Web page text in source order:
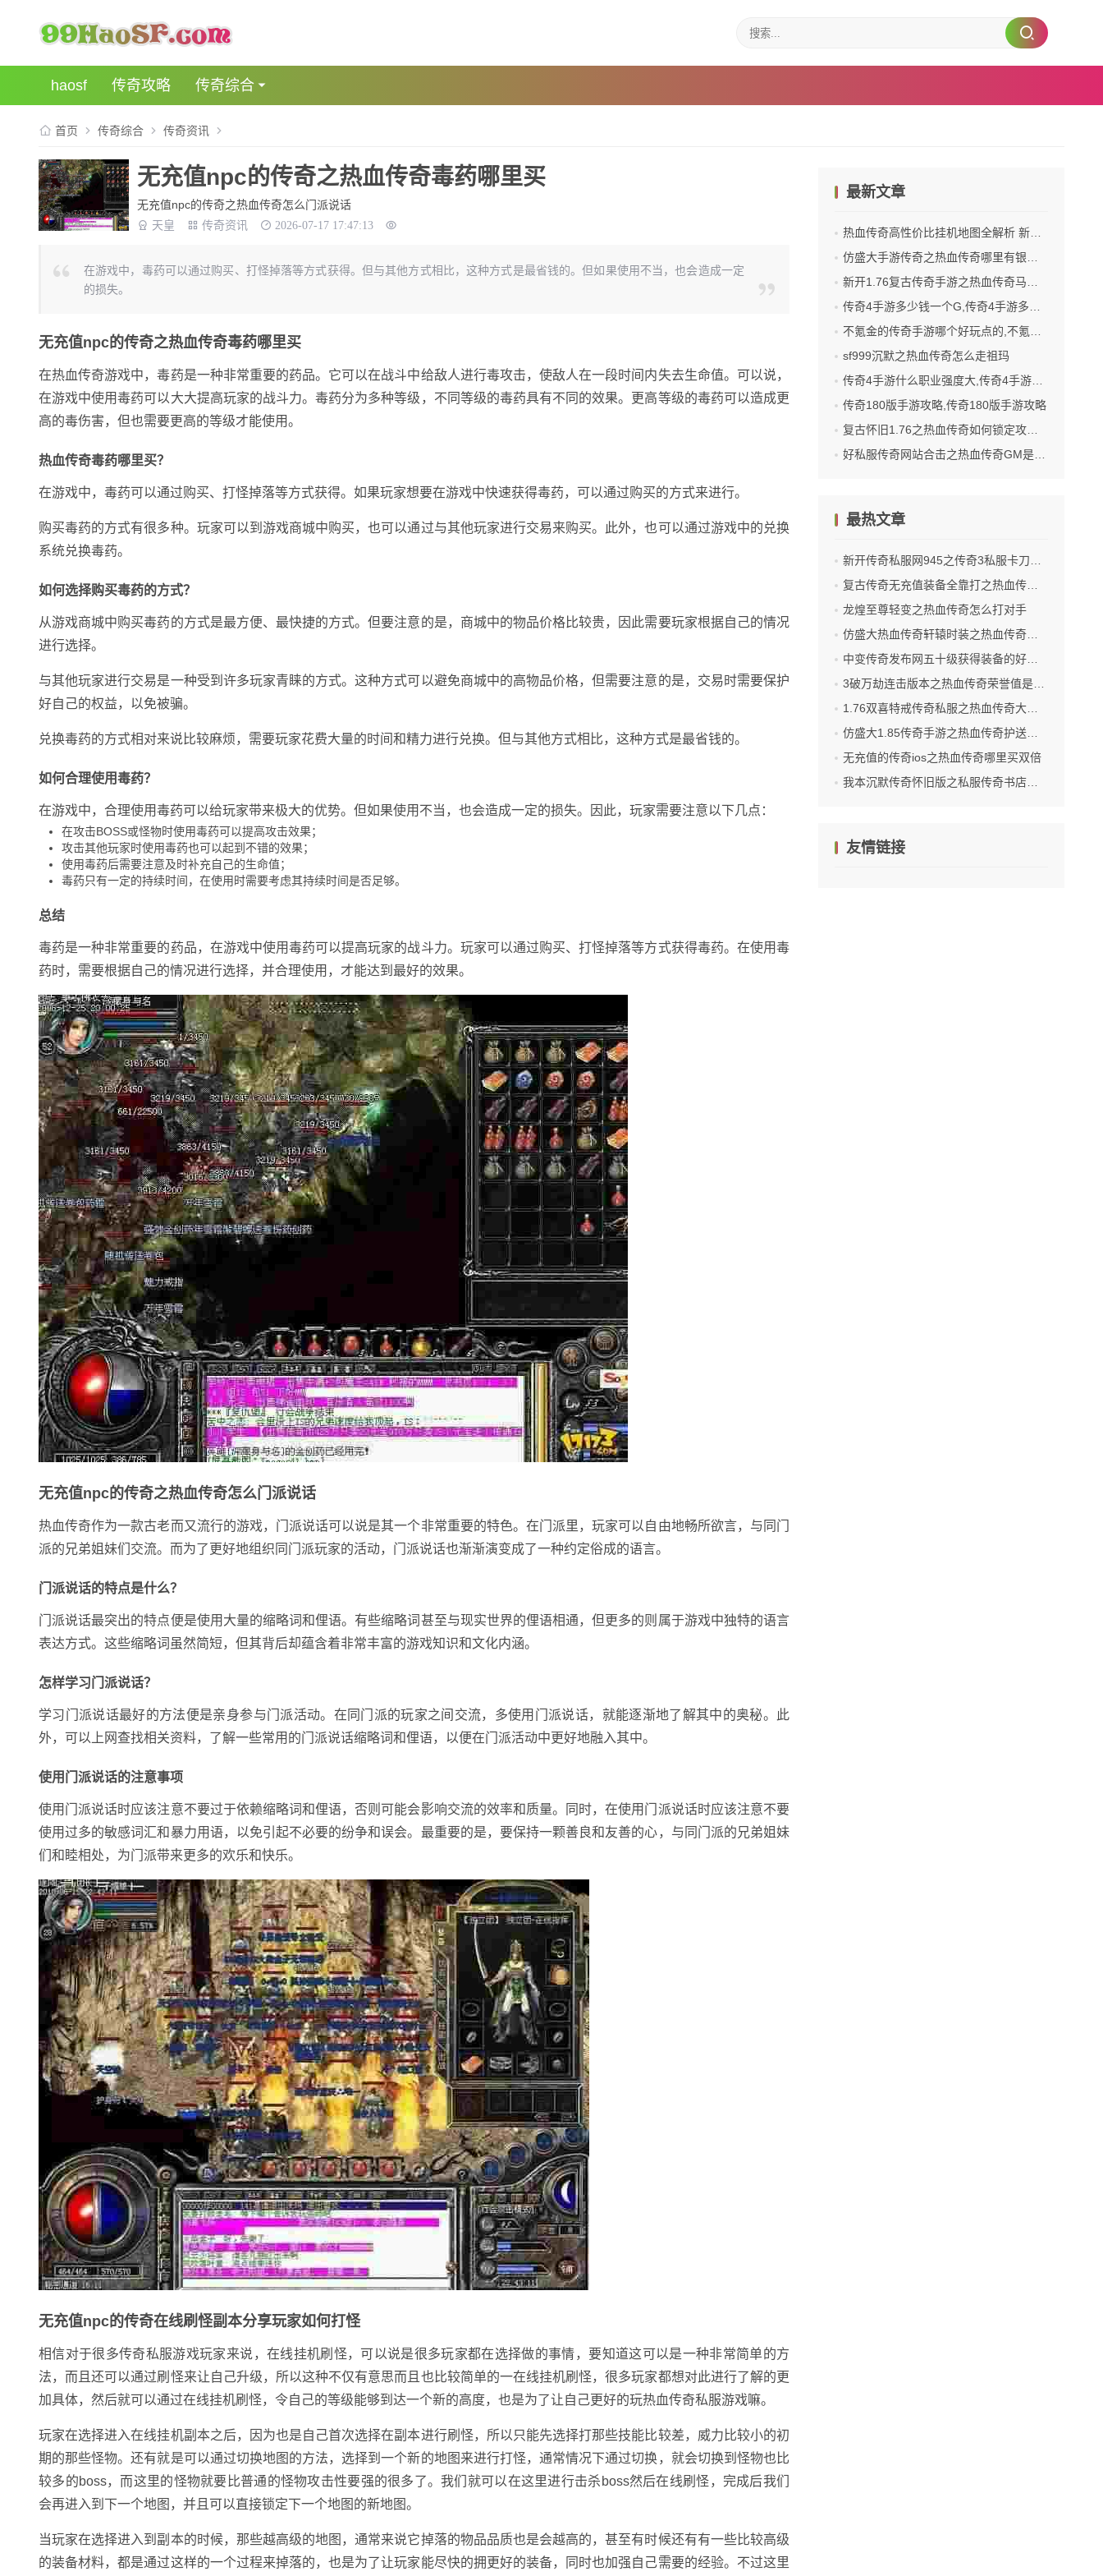
haosf 传奇攻略 传奇综合
首页 传奇综合 传奇资讯
无充值npc的传奇之热血传奇毒药哪里买
无充值npc的传奇之热血传奇怎么门派说话
天皇 传奇资讯 2026-07-17 17:47:13
在游戏中，毒药可以通过购买、打怪掉落等方式获得。但与其他方式相比，这种方式是最省钱的。但如果使用不当，也会造成一定
的损失。
无充值npc的传奇之热血传奇毒药哪里买
在热血传奇游戏中，毒药是一种非常重要的药品。它可以在战斗中给敌人进行毒攻击，使敌人在一段时间内失去生命值。可以说，
在游戏中使用毒药可以大大提高玩家的战斗力。毒药分为多种等级，不同等级的毒药具有不同的效果。更高等级的毒药可以造成更
高的毒伤害，但也需要更高的等级才能使用。
热血传奇毒药哪里买？
在游戏中，毒药可以通过购买、打怪掉落等方式获得。如果玩家想要在游戏中快速获得毒药，可以通过购买的方式来进行。
购买毒药的方式有很多种。玩家可以到游戏商城中购买，也可以通过与其他玩家进行交易来购买。此外，也可以通过游戏中的兑换
系统兑换毒药。
如何选择购买毒药的方式？
从游戏商城中购买毒药的方式是最方便、最快捷的方式。但要注意的是，商城中的物品价格比较贵，因此需要玩家根据自己的情况
进行选择。
与其他玩家进行交易是一种受到许多玩家青睐的方式。这种方式可以避免商城中的高物品价格，但需要注意的是，交易时需要保护
好自己的权益，以免被骗。
兑换毒药的方式相对来说比较麻烦，需要玩家花费大量的时间和精力进行兑换。但与其他方式相比，这种方式是最省钱的。
如何合理使用毒药？
在游戏中，合理使用毒药可以给玩家带来极大的优势。但如果使用不当，也会造成一定的损失。因此，玩家需要注意以下几点：
在攻击BOSS或怪物时使用毒药可以提高攻击效果；
攻击其他玩家时使用毒药也可以起到不错的效果；
使用毒药后需要注意及时补充自己的生命值；
毒药只有一定的持续时间，在使用时需要考虑其持续时间是否足够。
总结
毒药是一种非常重要的药品，在游戏中使用毒药可以提高玩家的战斗力。玩家可以通过购买、打怪掉落等方式获得毒药。在使用毒
药时，需要根据自己的情况进行选择，并合理使用，才能达到最好的效果。
无充值npc的传奇之热血传奇怎么门派说话
热血传奇作为一款古老而又流行的游戏，门派说话可以说是其一个非常重要的特色。在门派里，玩家可以自由地畅所欲言，与同门
派的兄弟姐妹们交流。而为了更好地组织同门派玩家的活动，门派说话也渐渐演变成了一种约定俗成的语言。
门派说话的特点是什么？
门派说话最突出的特点便是使用大量的缩略词和俚语。有些缩略词甚至与现实世界的俚语相通，但更多的则属于游戏中独特的语言
表达方式。这些缩略词虽然简短，但其背后却蕴含着非常丰富的游戏知识和文化内涵。
怎样学习门派说话？
学习门派说话最好的方法便是亲身参与门派活动。在同门派的玩家之间交流，多使用门派说话，就能逐渐地了解其中的奥秘。此
外，可以上网查找相关资料，了解一些常用的门派说话缩略词和俚语，以便在门派活动中更好地融入其中。
使用门派说话的注意事项
使用门派说话时应该注意不要过于依赖缩略词和俚语，否则可能会影响交流的效率和质量。同时，在使用门派说话时应该注意不要
使用过多的敏感词汇和暴力用语，以免引起不必要的纷争和误会。最重要的是，要保持一颗善良和友善的心，与同门派的兄弟姐妹
们和睦相处，为门派带来更多的欢乐和快乐。
无充值npc的传奇在线刷怪副本分享玩家如何打怪
相信对于很多传奇私服游戏玩家来说，在线挂机刷怪，可以说是很多玩家都在选择做的事情，要知道这可以是一种非常简单的方
法，而且还可以通过刷怪来让自己升级，所以这种不仅有意思而且也比较简单的一在线挂机刷怪，很多玩家都想对此进行了解的更
加具体，然后就可以通过在线挂机刷怪，令自己的等级能够到达一个新的高度，也是为了让自己更好的玩热血传奇私服游戏嘛。
玩家在选择进入在线挂机副本之后，因为也是自己首次选择在副本进行刷怪，所以只能先选择打那些技能比较差，威力比较小的初
期的那些怪物。还有就是可以通过切换地图的方法，选择到一个新的地图来进行打怪，通常情况下通过切换，就会切换到怪物也比
较多的boss，而这里的怪物就要比普通的怪物攻击性要强的很多了。我们就可以在这里进行击杀boss然后在线刷怪，完成后我们
会再进入到下一个地图，并且可以直接锁定下一个地图的新地图。
当玩家在选择进入到副本的时候，那些越高级的地图，通常来说它掉落的物品品质也是会越高的，甚至有时候还有有一些比较高级
的装备材料，都是通过这样的一个过程来掉落的，也是为了让玩家能尽快的拥更好的装备，同时也加强自己需要的经验。不过这里
最新文章
热血传奇高性价比挂机地图全解析 新手老手都适配
仿盛大手游传奇之热血传奇哪里有银箱子买
新开1.76复古传奇手游之热血传奇马怎么放背包
传奇4手游多少钱一个G,传奇4手游多少钱一个G？
不氪金的传奇手游哪个好玩点的,不氪金的传奇手游哪个好玩点
sf999沉默之热血传奇怎么走祖玛
传奇4手游什么职业强度大,传奇4手游：哪一职业的强度最大
传奇180版手游攻略,传奇180版手游攻略
复古怀旧1.76之热血传奇如何锁定攻击目标
好私服传奇网站合击之热血传奇GM是什么意思
最热文章
新开传奇私服网945之传奇3私服卡刀怎么解决
复古传奇无充值装备全靠打之热血传奇心法全套多少钱
龙煌至尊轻变之热血传奇怎么打对手
仿盛大热血传奇轩辕时装之热血传奇爆率无上限吗多少
中变传奇发布网五十级获得装备的好去处
3破万劫连击版本之热血传奇荣誉值是什么
1.76双喜特戒传奇私服之热血传奇大号怎么打怪快
仿盛大1.85传奇手游之热血传奇护送怎么领取
无充值的传奇ios之热血传奇哪里买双倍
我本沉默传奇怀旧版之私服传奇书店在哪里
友情链接